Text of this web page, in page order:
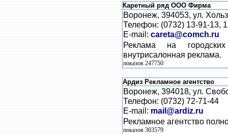
Каретный ряд ООО Фирма
Воронеж, 394053, ул.
Телефон: (0732) 13-91-13,
E-mail: careta@comch.ru
Реклама на
внутрисалонная реклама.
показов 247750
Ардиз Рекламное агентство
Воронеж, 394018, ул.
Телефон: (0732) 72-71-44
E-mail: mail@ardiz.ru
Рекламное агентство
показов 303579